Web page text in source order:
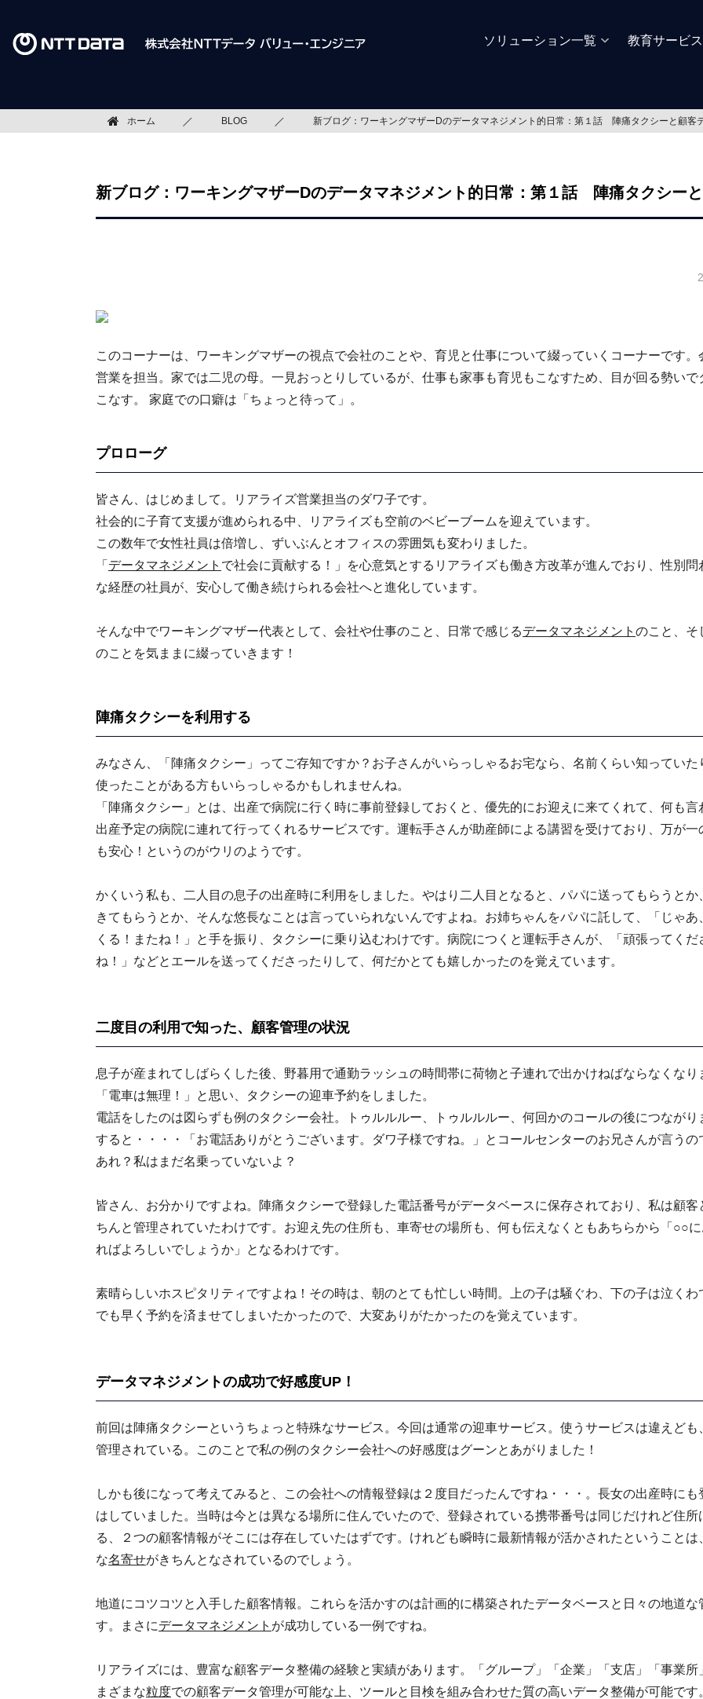
ソリューション一覧 教育サービス
ホーム BLOG 新ブログ：ワーキングマザーDのデータマネジメント的日常：第１話 陣痛タクシーと顧客
新ブログ：ワーキングマザーDのデータマネジメント的日常：第１話 陣痛タクシー
このコーナーは、ワーキングマザーの視点で会社のことや、育児と仕事について綴っていくコーナーです。
営業を担当。家では二児の母。一見おっとりしているが、仕事も家事も育児もこなすため、目が回る勢いで
こなす。 家庭での口癖は「ちょっと待って」。
プロローグ
皆さん、はじめまして。リアライズ営業担当のダワ子です。
社会的に子育て支援が進められる中、リアライズも空前のベビーブームを迎えています。
この数年で女性社員は倍増し、ずいぶんとオフィスの雰囲気も変わりました。
「 データマネジメント で社会に貢献する！」を心意気とするリアライズも働き方改革が進んでおり、性別問
な経歴の社員が、安心して働き続けられる会社へと進化しています。
そんな中でワーキングマザー代表として、会社や仕事のこと、日常で感じるデータマネジメント のこと、そ
のことを気ままに綴っていきます！
陣痛タクシーを利用する
みなさん、「陣痛タクシー」ってご存知ですか？お子さんがいらっしゃるお宅なら、名前くらい知っていた
使ったことがある方もいらっしゃるかもしれませんね。
「陣痛タクシー」とは、出産で病院に行く時に事前登録しておくと、優先的にお迎えに来てくれて、何も言
出産予定の病院に連れて行ってくれるサービスです。運転手さんが助産師による講習を受けており、万が一
も安心！というのがウリのようです。
かくいう私も、二人目の息子の出産時に利用をしました。やはり二人目となると、パパに送ってもらうとか
きてもらうとか、そんな悠長なことは言っていられないんですよね。お姉ちゃんをパパに託して、「じゃあ
くる！またね！」と手を振り、タクシーに乗り込むわけです。病院につくと運転手さんが、「頑張ってくだ
ね！」などとエールを送ってくださったりして、何だかとても嬉しかったのを覚えています。
二度目の利用で知った、顧客管理の状況
息子が産まれてしばらくした後、野暮用で通勤ラッシュの時間帯に荷物と子連れで出かけねばならなくなり
「電車は無理！」と思い、タクシーの迎車予約をしました。
電話をしたのは図らずも例のタクシー会社。トゥルルルー、トゥルルルー、何回かのコールの後につながり
すると・・・・「お電話ありがとうございます。ダワ子様ですね。」とコールセンターのお兄さんが言うの
あれ？私はまだ名乗っていないよ？
皆さん、お分かりですよね。陣痛タクシーで登録した電話番号がデータベースに保存されており、私は顧客
ちんと管理されていたわけです。お迎え先の住所も、車寄せの場所も、何も伝えなくともあちらから「○○
ればよろしいでしょうか」となるわけです。
素晴らしいホスピタリティですよね！その時は、朝のとても忙しい時間。上の子は騒ぐわ、下の子は泣くわ
でも早く予約を済ませてしまいたかったので、大変ありがたかったのを覚えています。
データマネジメントの成功で好感度UP！
前回は陣痛タクシーというちょっと特殊なサービス。今回は通常の迎車サービス。使うサービスは違えども
管理されている。このことで私の例のタクシー会社への好感度はグーンとあがりました！
しかも後になって考えてみると、この会社への情報登録は２度目だったんですね・・・。長女の出産時にも
はしていました。当時は今とは異なる場所に住んでいたので、登録されている携帯番号は同じだけれど住所
る、２つの顧客情報がそこには存在していたはずです。けれども瞬時に最新情報が活かされたということは
な名寄せがきちんとなされているのでしょう。
地道にコツコツと入手した顧客情報。これらを活かすのは計画的に構築されたデータベースと日々の地道な
す。まさにデータマネジメント が成功している一例ですね。
リアライズには、豊富な顧客データ整備の経験と実績があります。「グループ」「企業」「支店」「事業所
まざまな粒度での顧客データ管理が可能な上、ツールと目検を組み合わせた質の高いデータ整備が可能です